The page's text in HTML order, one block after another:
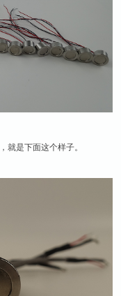
是下面这个样子。